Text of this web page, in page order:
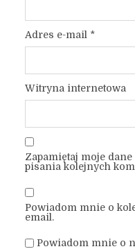
Adres e-mail *
Witryna internetowa
Zapamiętaj moje
pisania kolejnych
Powiadom mnie o
email.
Powiadom mnie o